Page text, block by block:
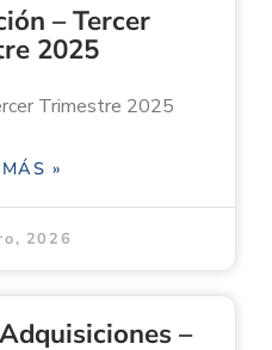
– Tercer
2025
Trimestre 2025
»
2026
–